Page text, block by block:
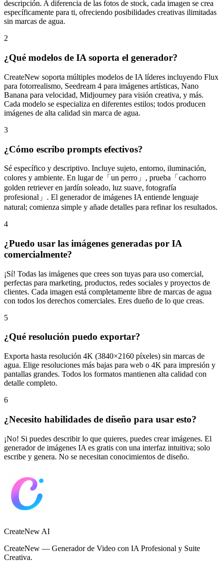
descripción. A diferencia de las fotos de stock, cada imagen se crea
específicamente para ti, ofreciendo posibilidades creativas ilimitadas
sin marcas de agua.
2
¿Qué modelos de IA soporta el generador?
CreateNew soporta múltiples modelos de IA líderes incluyendo Flux
para fotorrealismo, Seedream 4 para imágenes artísticas, Nano
Banana para velocidad, Midjourney para visión creativa, y más.
Cada modelo se especializa en diferentes estilos; todos producen
imágenes de alta calidad sin marca de agua.
3
¿Cómo escribo prompts efectivos?
Sé específico y descriptivo. Incluye sujeto, entorno, iluminación,
colores y ambiente. En lugar de「un perro」, prueba「cachorro
golden retriever en jardín soleado, luz suave, fotografía
profesional」. El generador de imágenes IA entiende lenguaje
natural; comienza simple y añade detalles para refinar los resultados.
4
¿Puedo usar las imágenes generadas por IA
comercialmente?
¡Sí! Todas las imágenes que crees son tuyas para uso comercial,
perfectas para marketing, productos, redes sociales y proyectos de
clientes. Cada imagen está completamente libre de marcas de agua
con todos los derechos comerciales. Eres dueño de lo que creas.
5
¿Qué resolución puedo exportar?
Exporta hasta resolución 4K (3840×2160 píxeles) sin marcas de
agua. Elige resoluciones más bajas para web o 4K para impresión y
pantallas grandes. Todos los formatos mantienen alta calidad con
detalle completo.
6
¿Necesito habilidades de diseño para usar esto?
¡No! Si puedes describir lo que quieres, puedes crear imágenes. El
generador de imágenes IA es gratis con una interfaz intuitiva; solo
escribe y genera. No se necesitan conocimientos de diseño.
CreateNew AI
CreateNew — Generador de Video con IA Profesional y Suite
Creativa.